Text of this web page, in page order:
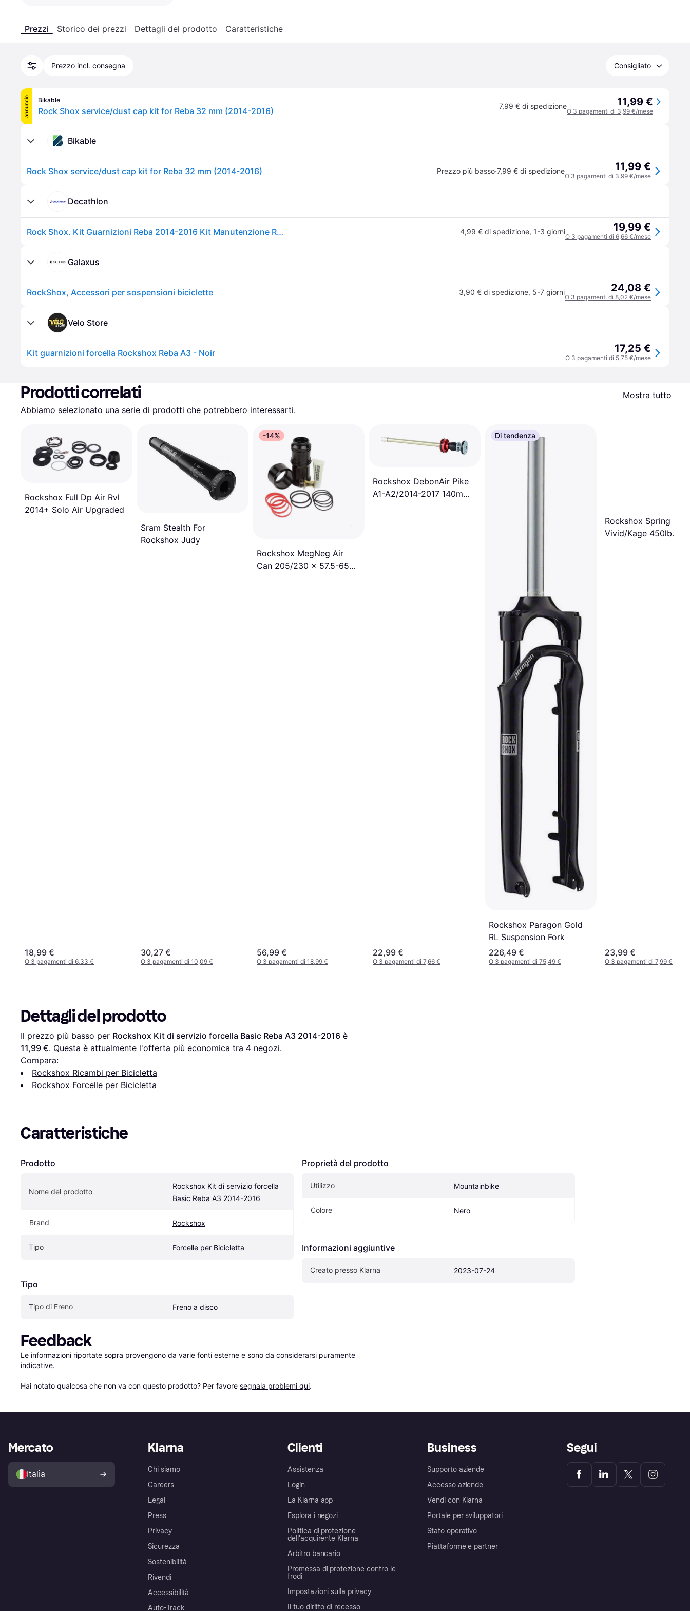
Prezzi Storico dei prezzi Dettagli del prodotto Caratteristiche
Prezzo incl. consegna Consigliato
annuncio Bikable
Rock Shox service/dust cap kit for Reba 32 mm (2014-2016) 7,99 € di spedizione 11,99 €
O 3 pagamenti di 3,99 €/mese
Bikable
Rock Shox service/dust cap kit for Reba 32 mm (2014-2016) Prezzo più basso·7,99 € di spedizione 11,99 €
O 3 pagamenti di 3,99 €/mese
Decathlon
Rock Shox. Kit Guarnizioni Reba 2014-2016 Kit Manutenzione Ritiro Gratis - Senza taglia 4,99 € di spedizione, 1-3 giorni 19,99 €
O 3 pagamenti di 6,66 €/mese
Galaxus
RockShox, Accessori per sospensioni biciclette 3,90 € di spedizione, 5-7 giorni 24,08 €
O 3 pagamenti di 8,02 €/mese
Velo Store
Kit guarnizioni forcella Rockshox Reba A3 - Noir 17,25 €
O 3 pagamenti di 5,75 €/mese
Prodotti correlati
Mostra tutto
Abbiamo selezionato una serie di prodotti che potrebbero interessarti.
Rockshox Full Dp Air Rvl
2014+ Solo Air Upgraded
18,99 €
O 3 pagamenti di 6,33 €
Sram Stealth For
Rockshox Judy
30,27 €
O 3 pagamenti di 10,09 €
-14%
Rockshox MegNeg Air
Can 205/230 x 57.5-65
56,99 €
O 3 pagamenti di 18,99 €
Rockshox DebonAir Pike
A1-A2/2014-2017 140mm-
22,99 €
O 3 pagamenti di 7,66 €
Di tendenza
Rockshox Paragon Gold
RL Suspension Fork
226,49 €
O 3 pagamenti di 75,49 €
Rockshox Spring
Vivid/Kage 450lb
23,99 €
O 3 pagamenti di 7,99 €
Dettagli del prodotto
Il prezzo più basso per Rockshox Kit di servizio forcella Basic Reba A3 2014-2016
11,99 €. Questa è attualmente l'offerta più economica tra 4 negozi.
Compara:
Rockshox Ricambi per Bicicletta
Rockshox Forcelle per Bicicletta
Caratteristiche
Prodotto
Nome del prodotto
Rockshox Kit di servizio forcella
Basic Reba A3 2014-2016
Brand Rockshox
Tipo Forcelle per Bicicletta
Tipo
Tipo di Freno Freno a disco
Proprietà del prodotto
Utilizzo Mountainbike
Colore Nero
Informazioni aggiuntive
Creato presso Klarna 2023-07-24
Feedback
Le informazioni riportate sopra provengono da varie fonti esterne e sono da considerarsi puramente
indicative.
Hai notato qualcosa che non va con questo prodotto? Per favore segnala problemi qui.
Klarna
Chi siamo
Careers
Legal
Press
Privacy
Sicurezza
Sostenibilità
Rivendi
Accessibilità
Auto-Track
Clienti
Assistenza
Login
La Klarna app
Esplora i negozi
Politica di protezione
dell'acquirente Klarna
Arbitro bancario
Promessa di protezione contro le
frodi
Impostazioni sulla privacy
Il tuo diritto di recesso
Business
Supporto aziende
Accesso aziende
Vendi con Klarna
Portale per sviluppatori
Stato operativo
Piattaforme e partner
Mercato
Italia
Segui